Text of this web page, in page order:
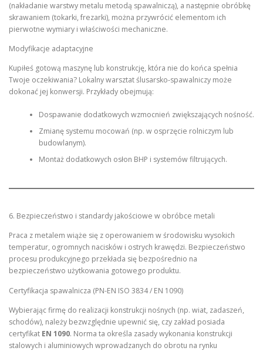
(nakładanie warstwy metalu metodą spawalniczą), a następnie obróbkę
skrawaniem (tokarki, frezarki), można przywrócić elementom ich
pierwotne wymiary i właściwości mechaniczne.
Modyfikacje adaptacyjne
Kupiłeś gotową maszynę lub konstrukcję, która nie do końca spełnia
Twoje oczekiwania? Lokalny warsztat ślusarsko-spawalniczy może
dokonać jej konwersji. Przykłady obejmują:
Dospawanie dodatkowych wzmocnień zwiększających nośność.
Zmianę systemu mocowań (np. w osprzęcie rolniczym lub
budowlanym).
Montaż dodatkowych osłon BHP i systemów filtrujących.
6. Bezpieczeństwo i standardy jakościowe w obróbce metali
Praca z metalem wiąże się z operowaniem w środowisku wysokich
temperatur, ogromnych nacisków i ostrych krawędzi. Bezpieczeństwo
procesu produkcyjnego przekłada się bezpośrednio na
bezpieczeństwo użytkowania gotowego produktu.
Certyfikacja spawalnicza (PN-EN ISO 3834 / EN 1090)
Wybierając firmę do realizacji konstrukcji nośnych (np. wiat, zadaszeń,
schodów), należy bezwzględnie upewnić się, czy zakład posiada
certyfikat EN 1090. Norma ta określa zasady wykonania konstrukcji
stalowych i aluminiowych wprowadzanych do obrotu na rynku